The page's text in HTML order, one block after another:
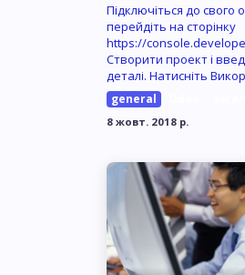
Підключіться до свого
перейдіть на сторінку
https://
Створити проект і
деталі. Натисніть
general
8 жовт. 2018 р.